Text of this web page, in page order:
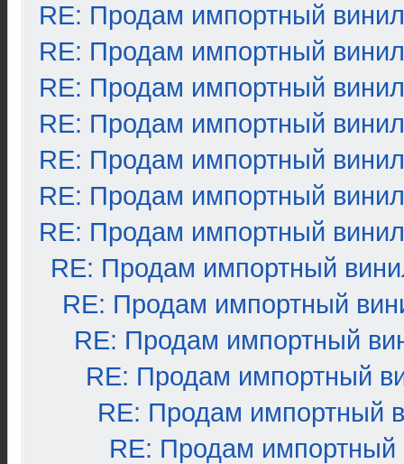
RE: Продам импортный винил
RE: Продам импортный винил
RE: Продам импортный винил
RE: Продам импортный винил
RE: Продам импортный винил
RE: Продам импортный винил
RE: Продам импортный винил
RE: Продам импортный
RE: Продам импортный
RE: Продам импортный
RE: Продам импортный
RE: Продам импортный
RE: Продам импортный